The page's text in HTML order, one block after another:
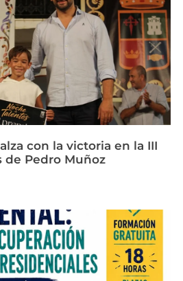
con la victoria en la III
de Pedro Muñoz